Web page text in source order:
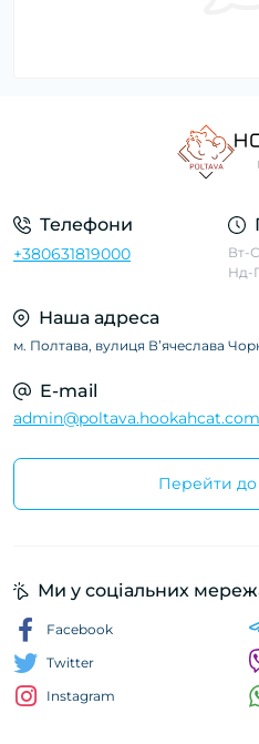
Телефони
+380631819000
Вт-
Нд-
Наша адреса
м. Полтава, вулиця Вʼячеслава
E-mail
Перейти до
Ми у соціальних
Facebook
Twitter
Instagram